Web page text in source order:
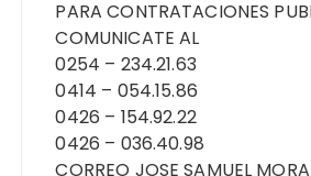
PARA CONTRATACIONES
COMUNICATE AL
0254 – 234.21.63
0414 – 054.15.86
0426 – 154.92.22
0426 – 036.40.98
CORREO JOSE SAMUEL